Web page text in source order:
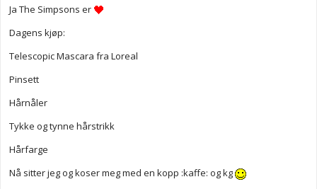
Ja The Simpsons er
Dagens kjøp:
Telescopic Mascara fra Loreal
Pinsett
Hårnåler
Tykke og tynne hårstrikk
Hårfarge
Nå sitter jeg og koser meg med en kopp :kaffe: og kg